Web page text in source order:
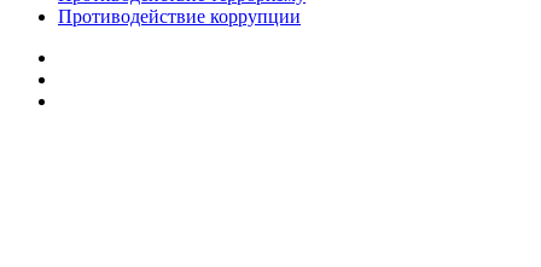
Противодействие коррупции